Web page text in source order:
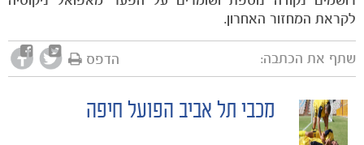
לקראת המחזור האחרון.
שתף את הכתבה: הדפס
POST
מכבי תל אביב הפועל חיפה